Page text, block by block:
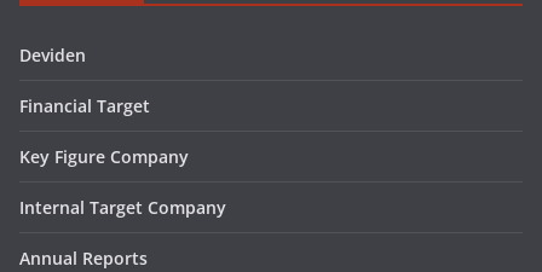
Deviden
Financial Target
Key Figure Company
Internal Target Company
Annual Reports